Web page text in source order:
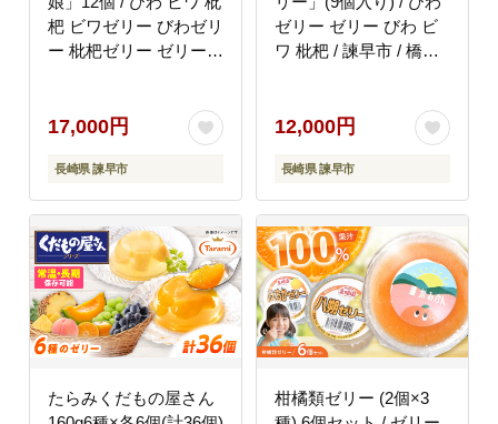
杷 ビワゼリー びわゼリ
ー 枇杷ゼリー ゼリー /
17,000円
長崎県 諫早市
ゼリー ゼリー びわ ビ
ワ 枇杷 / 諫早市 / 橋本
12,000円
長崎県 諫早市
たらみくだもの屋さん
柑橘類ゼリー (2個×3